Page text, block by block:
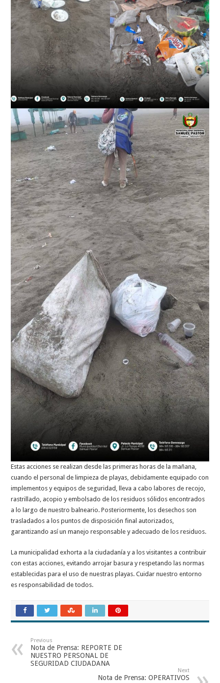
Estas acciones se realizan desde las primeras horas de la mañana,
cuando el personal de limpieza de playas, debidamente equipado con
implementos y equipos de seguridad, lleva a cabo labores de recojo,
rastrillado, acopio y embolsado de los residuos sólidos encontrados
a lo largo de nuestro balneario. Posteriormente, los desechos son
trasladados a los puntos de disposición final autorizados,
garantizando así un manejo responsable y adecuado de los residuos.
La municipalidad exhorta a la ciudadanía y a los visitantes a contribuir
con estas acciones, evitando arrojar basura y respetando las normas
establecidas para el uso de nuestras playas. Cuidar nuestro entorno
es responsabilidad de todos.
Previous
Nota de Prensa: REPORTE DE
NUESTRO PERSONAL DE
SEGURIDAD CIUDADANA
Next
Nota de Prensa: OPERATIVOS